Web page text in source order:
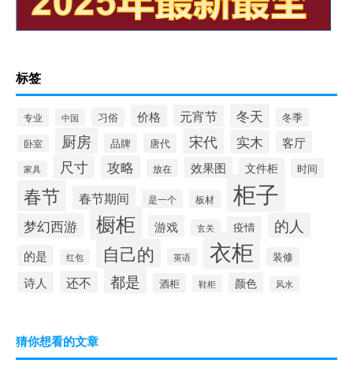
标签
专业 中国 习俗 价格 元宵节 冬天 冬季
卧室 厨房 品牌 唐代 宋代 实木 客厅
家具 尺寸 攻略 放在 效果图 文件柜 时间
春节 春节期间 是一个 板材 柜子
梦幻西游 橱柜 游戏 玄关 疫情 的人
的是 红包 自己的 英语 衣柜 装修
诗人 还不 都是 酒柜 鞋柜 颜色 风水
猜你想看的文章